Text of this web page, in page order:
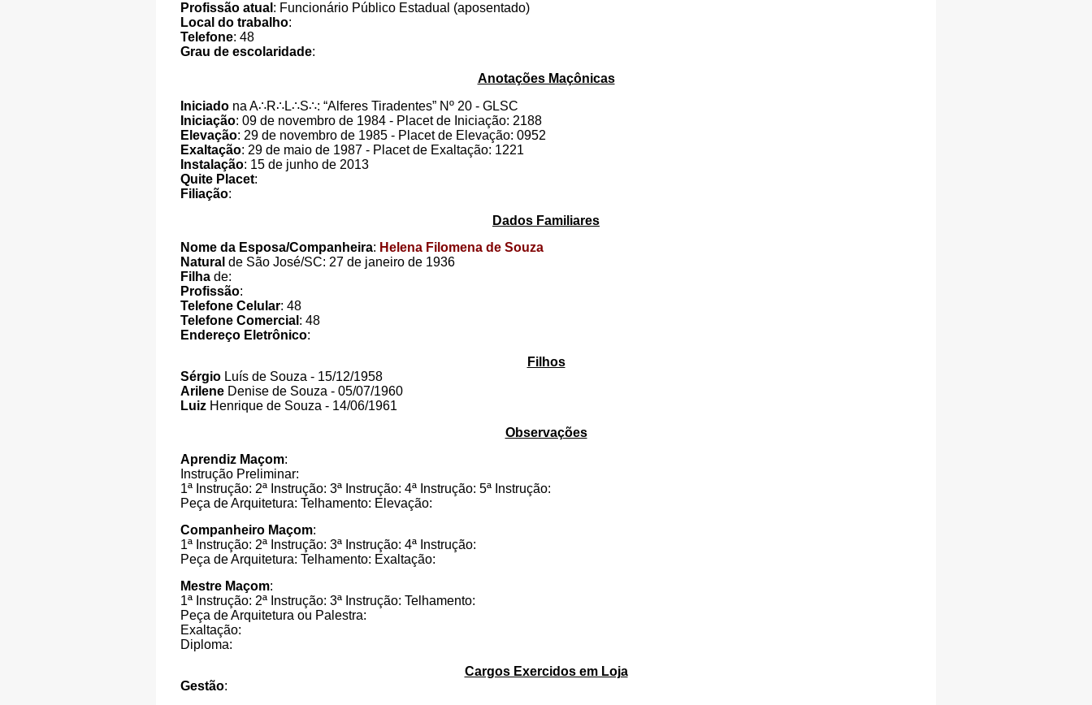
Profissão atual : Funcionário Público Estadual (aposentado)
Local do trabalho:
Telefone: 48
Grau de escolaridade:
Anotações Maçônicas
Iniciado na A∴R∴L∴S∴: “Alferes Tiradentes” Nº 20 - GLSC
Iniciação: 09 de novembro de 1984 - Placet de Iniciação: 2188
Elevação: 29 de novembro de 1985 - Placet de Elevação: 0952
Exaltação: 29 de maio de 1987 - Placet de Exaltação: 1221
Instalação: 15 de junho de 2013
Quite Placet:
Filiação:
Dados Familiares
Nome da Esposa/Companheira: Helena Filomena de Souza
Natural de São José/SC: 27 de janeiro de 1936
Filha de:
Profissão:
Telefone Celular: 48
Telefone Comercial : 48
Endereço Eletrônico:
Filhos
Sérgio Luís de Souza - 15/12/1958
Arilene Denise de Souza - 05/07/1960
Luiz Henrique de Souza - 14/06/1961
Observações
Aprendiz Maçom:
Instrução Preliminar:
1ª Instrução: 2ª Instrução: 3ª Instrução: 4ª Instrução: 5ª Instrução:
Peça de Arquitetura: Telhamento: Elevação:
Companheiro Maçom:
1ª Instrução: 2ª Instrução: 3ª Instrução: 4ª Instrução:
Peça de Arquitetura: Telhamento: Exaltação:
Mestre Maçom:
1ª Instrução: 2ª Instrução: 3ª Instrução: Telhamento:
Peça de Arquitetura ou Palestra:
Exaltação:
Diploma:
Cargos Exercidos em Loja
Gestão: